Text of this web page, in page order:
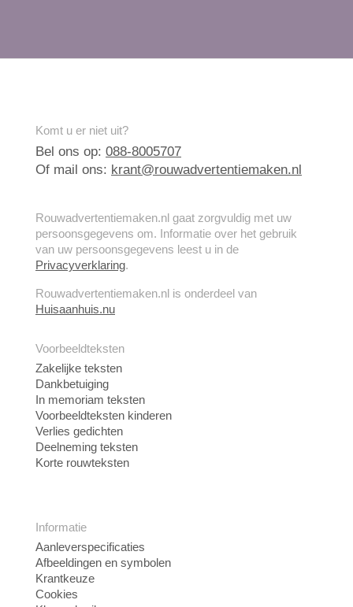
Komt u er niet uit?
Bel ons op: 088-8005707
Of mail ons: krant@rouwadvertentiemaken.nl
Rouwadvertentiemaken.nl gaat zorgvuldig met uw
persoonsgegevens om. Informatie over het gebruik
van uw persoonsgegevens leest u in de
Privacyverklaring.
Rouwadvertentiemaken.nl is onderdeel van
Huisaanhuis.nu
Voorbeeldteksten
Zakelijke teksten
Dankbetuiging
In memoriam teksten
Voorbeeldteksten kinderen
Verlies gedichten
Deelneming teksten
Korte rouwteksten
Informatie
Aanleverspecificaties
Afbeeldingen en symbolen
Krantkeuze
Cookies